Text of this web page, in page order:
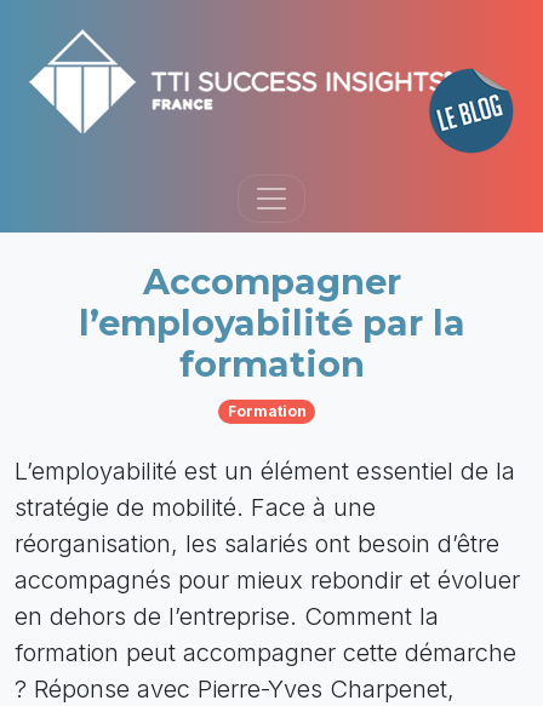
Accompagner
l’employabilité par la
formation
Formation
L’employabilité est un élément essentiel de la
stratégie de mobilité. Face à une
réorganisation, les salariés ont besoin d’être
accompagnés pour mieux rebondir et évoluer
en dehors de l’entreprise. Comment la
formation peut accompagner cette démarche
? Réponse avec Pierre-Yves Charpenet,